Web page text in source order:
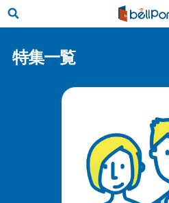
特集一覧